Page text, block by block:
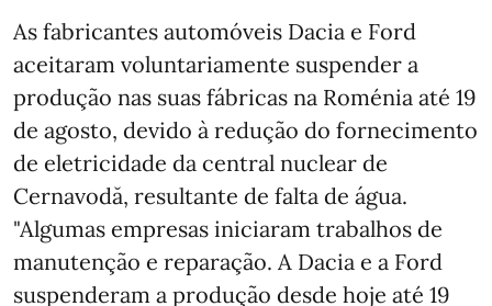
As fabricantes automóveis Dacia e Ford
aceitaram voluntariamente suspender a
produção nas suas fábricas na Roménia até 19
de agosto, devido à redução do fornecimento
de eletricidade da central nuclear de
Cernavodă, resultante de falta de água.
"Algumas empresas iniciaram trabalhos de
manutenção e reparação. A Dacia e a Ford
suspenderam a produção desde hoje até 19